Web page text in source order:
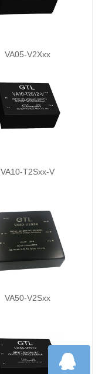
VA05-V2Xxx
VA10-T2Sxx-V
VA50-V2Sxx